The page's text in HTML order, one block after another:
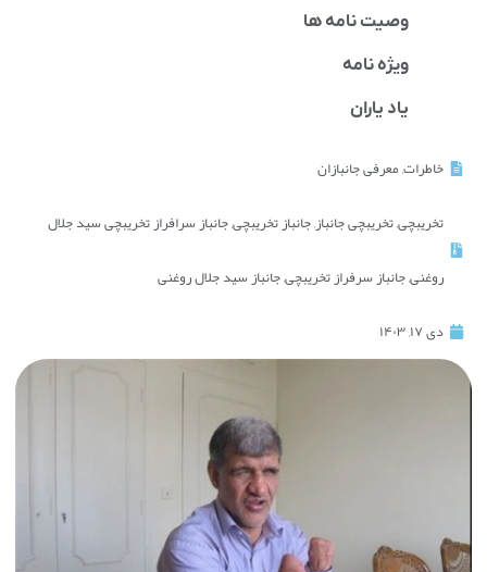
وصیت نامه ها
ویژه نامه
یاد یاران
خاطرات,معرفی جانبازان
تخریبچی,تخریبچی جانباز,جانباز تخریبچی,جانباز سرافراز تخریبچی سید جلال
روغنی,جانباز سرفراز تخریبچی,جانباز سید جلال روغنی
دی ۱۷, ۱۴۰۳